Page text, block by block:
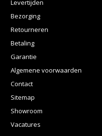
Levertijden
Bezorging
Retourneren
Betaling
Garantie
Algemene voorwaarden
Contact
Sitemap
Showroom
Vacatures